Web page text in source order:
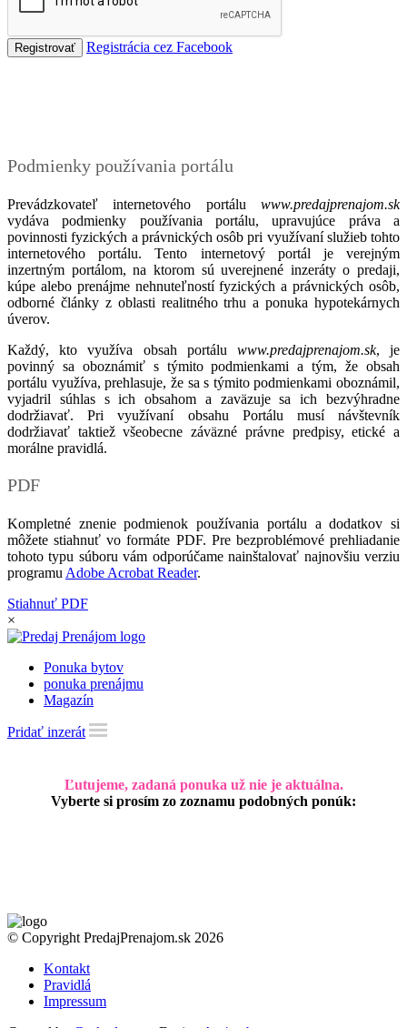
Registrácia cez Facebook
Podmienky používania portálu
Prevádzkovateľ internetového portálu www.predajprenajom.sk
vydáva podmienky používania portálu, upravujúce práva a
povinnosti fyzických a právnických osôb pri využívaní služieb tohto
internetového portálu. Tento internetový portál je verejným
inzertným portálom, na ktorom sú uverejnené inzeráty o predaji,
kúpe alebo prenájme nehnuteľností fyzických a právnických osôb,
odborné články z oblasti realitného trhu a ponuka hypotekárnych
úverov.
Každý, kto využíva obsah portálu www.predajprenajom.sk, je
povinný sa oboznámiť s týmito podmienkami a tým, že obsah
portálu využíva, prehlasuje, že sa s týmito podmienkami oboznámil,
vyjadril súhlas s ich obsahom a zaväzuje sa ich bezvýhradne
dodržiavať. Pri využívaní obsahu Portálu musí návštevník
dodržiavať taktiež všeobecne záväzné právne predpisy, etické a
morálne pravidlá.
PDF
Kompletné znenie podmienok používania portálu a dodatkov si
môžete stiahnuť vo formáte PDF. Pre bezproblémové prehliadanie
tohoto typu súboru vám odporúčame nainštalovať najnovšiu verziu
programu Adobe Acrobat Reader.
Stiahnuť PDF
×
Ponuka bytov
ponuka prenájmu
Magazín
Pridať inzerát
Ľutujeme, zadaná ponuka už nie je aktuálna.
Vyberte si prosím zo zoznamu podobných ponúk:
© Copyright PredajPrenajom.sk 2026
Kontakt
Pravidlá
Impressum